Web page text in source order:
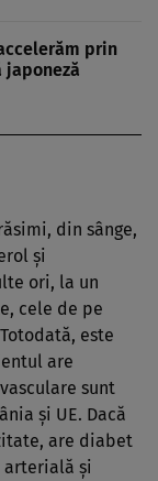
prin
japoneză
din sânge,
şi
ori, la un
cele de pe
este
are
sunt
şi UE. Dacă
are diabet
şi